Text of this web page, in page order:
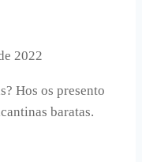
2022
Hos os presento
baratas.